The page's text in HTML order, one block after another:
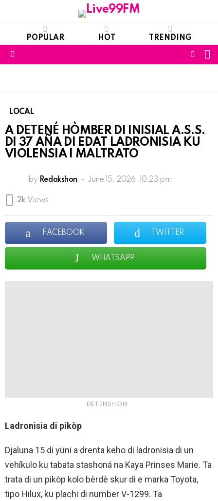
POPULAR HOT TRENDING
LOCAL
A DETENÉ HÒMBER DI INISIAL A.S.S.
DI 37 AÑA DI EDAT LADRONISIA KU
VIOLENSIA I MALTRATO
by Redakshon June 15, 2026, 10:23 pm
2k Views
FACEBOOK TWITTER
WHATSAPP
DETENSHON
Ladronisia di pikòp
Djaluna 15 di yüni a drenta keho di ladronisia di un
vehíkulo ku tabata stashoná na Kaya Prinses Marie. Ta
trata di un pikòp kolo bèrdè skur di e marka Toyota,
tipo Hilux, ku plachi di number V-1299. Ta